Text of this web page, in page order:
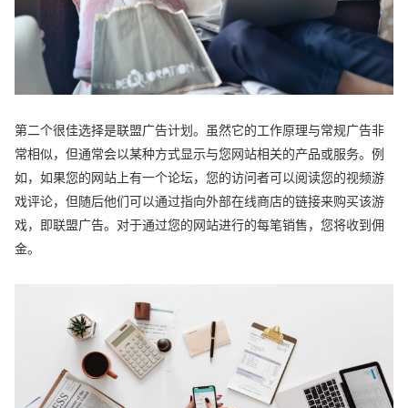
第二个很佳选择是联盟广告计划。虽然它的工作原理与常规广告非
常相似，但通常会以某种方式显示与您网站相关的产品或服务。例
如，如果您的网站上有一个论坛，您的访问者可以阅读您的视频游
戏评论，但随后他们可以通过指向外部在线商店的链接来购买该游
戏，即联盟广告。对于通过您的网站进行的每笔销售，您将收到佣
金。